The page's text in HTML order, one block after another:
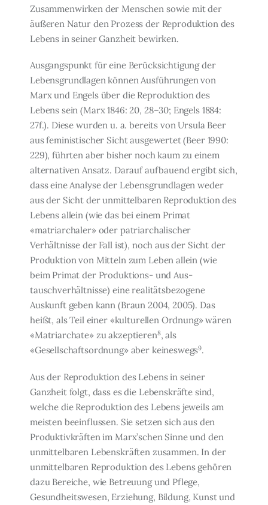
Zusammenwirken der Menschen sowie mit der
äußeren Natur den Prozess der Reproduktion des
Lebens in seiner Ganzheit bewirken.
Ausgangspunkt für eine Berücksichtigung der
Lebensgrundlagen können Ausführun­gen von
Marx und Engels über die Reproduktion des
Lebens sein (Marx 1846: 20, 28–30; Engels 1884:
27f.). Diese wurden u. a. bereits von Ursula Beer
aus feministischer Sicht ausgewertet (Beer 1990:
229), führten aber bisher noch kaum zu einem
alternativen An­satz. Darauf aufbauend ergibt sich,
dass eine Analyse der Lebensgrundlagen weder
aus der Sicht der unmittelbaren Reproduktion des
Lebens allein (wie das bei einem Primat
«matriarchaler» oder patriarchalischer
Verhältnisse der Fall ist), noch aus der Sicht der
Produktion von Mitteln zum Leben allein (wie
beim Primat der Produktions- und Aus­
tauschverhältnisse) eine realitätsbezogene
Auskunft geben kann (Braun 2004, 2005). Das
heißt, als Teil einer «kulturellen Ordnung» wären
«Matriarchate» zu akzeptieren8, als
«Gesellschaftsordnung» aber keineswegs9.
Aus der Reproduktion des Lebens in seiner
Ganzheit folgt, dass es die Lebenskräfte sind,
welche die Reproduktion des Lebens jeweils am
meisten beeinflussen. Sie setzen sich aus den
Produktivkräften im Marx’schen Sinne und den
unmittelbaren Lebenskräften zusammen. In der
unmittelbaren Reproduktion des Lebens gehören
dazu Bereiche, wie Betreuung und Pflege,
Gesundheitswesen, Erziehung, Bildung, Kunst und